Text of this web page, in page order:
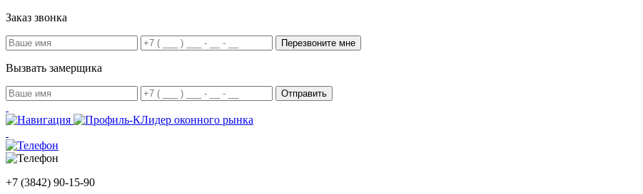
Заказ звонка
Вызвать замерщика
Лидер оконного рынка
+7 (3842) 90-15-90